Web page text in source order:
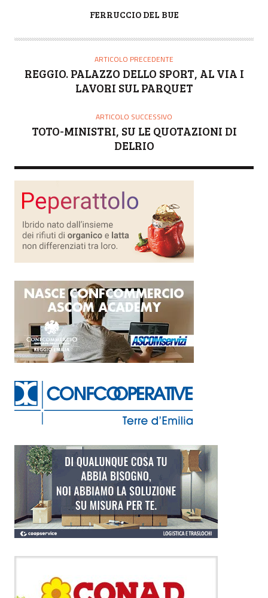
T
FERRUCCIO DEL BUE
ARTICOLO PRECEDENTE
REGGIO. PALAZZO DELLO SPORT, AL VIA I
LAVORI SUL PARQUET
ARTICOLO SUCCESSIVO
TOTO-MINISTRI, SU LE QUOTAZIONI DI
DELRIO